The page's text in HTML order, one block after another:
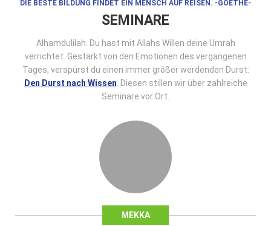
MEKKA
DIE BESTE BILDUNG FINDET EIN MENSCH AUF REISEN. -GOETHE-
SEMINARE
Alhamdulilah. Du hast mit Allahs Willen deine Umrah
verrichtet. Gestärkt von den Emotionen des vergangenen
Tages, verspürst du einen immer größer werdenden Durst:
Den Durst nach Wissen . Diesen stillen wir über zahlreiche
Seminare vor Ort.